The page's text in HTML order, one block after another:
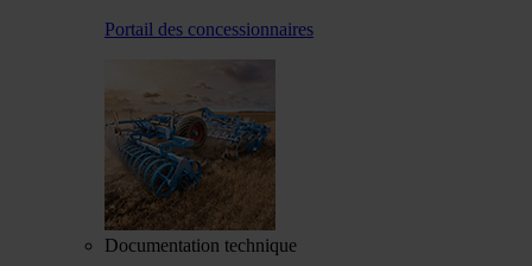
Portail des concessionnaires
Documentation technique